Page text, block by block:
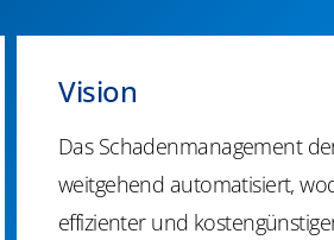
Vision
Das Schadenmanagement
weitgehend automatisiert,
effizienter und